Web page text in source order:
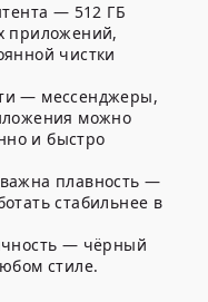
— 512 ГБ
приложений,
чистки
— мессенджеры,
можно
и быстро
плавность —
стабильнее в
— чёрный
стиле.